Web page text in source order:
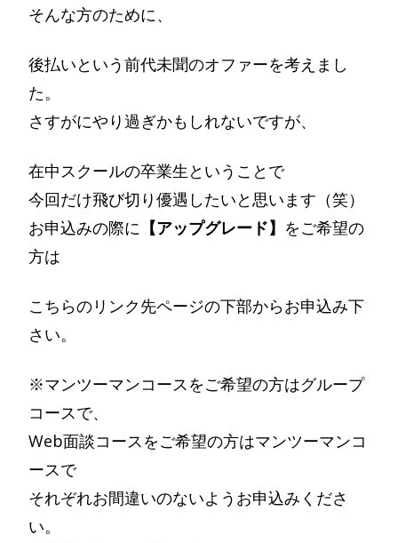
そんな方のために、
後払いという前代未聞のオファーを考えまし
た。
さすがにやり過ぎかもしれないですが、
在中スクールの卒業生ということで
今回だけ飛び切り優遇したいと思います（笑）
お申込みの際に 【アップグレード】 をご希望の
方は
こちらのリンク先ページの下部からお申込み下
さい。
※マンツーマンコースをご希望の方はグループ
コースで、
Web面談コースをご希望の方はマンツーマンコ
ースで
それぞれお間違いのないようお申込みくださ
い。